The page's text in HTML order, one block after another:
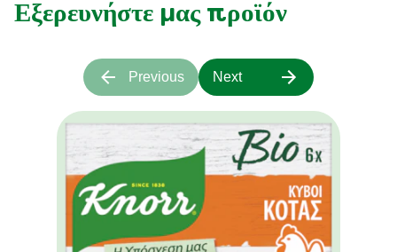
Εξερευνήστε μας προϊόν
Previous Next